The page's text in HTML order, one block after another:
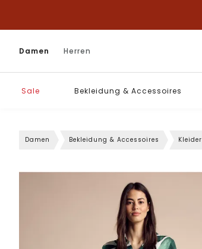
Damen Herren
Sale Bekleidung & Accessoires
Damen Bekleidung & Accessoires Kleider